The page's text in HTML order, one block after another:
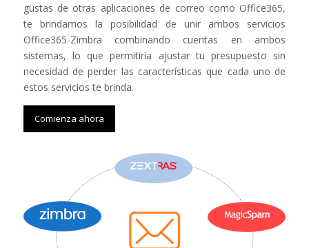
gustas de otras aplicaciones de correo como Office365,
te brindamos la posibilidad de unir ambos servicios
Office365-Zimbra combinando cuentas en ambos
sistemas, lo que permitiría ajustar tu presupuesto sin
necesidad de perder las características que cada uno de
estos servicios te brinda.
Comienza ahora